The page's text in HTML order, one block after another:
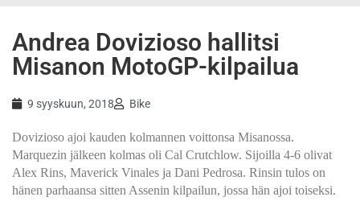
Andrea Dovizioso hallitsi
Misanon MotoGP-kilpailua
9 syyskuun, 2018 Bike
Dovizioso ajoi kauden kolmannen voittonsa Misanossa.
Marquezin jälkeen kolmas oli Cal Crutchlow. Sijoilla 4-6 olivat
Alex Rins, Maverick Vinales ja Dani Pedrosa. Rinsin tulos on
hänen parhaansa sitten Assenin kilpailun, jossa hän ajoi toiseksi.